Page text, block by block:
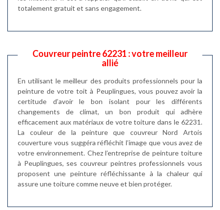
totalement gratuit et sans engagement.
Couvreur peintre 62231 : votre meilleur
allié
En utilisant le meilleur des produits professionnels pour la
peinture de votre toit à Peuplingues, vous pouvez avoir la
certitude d’avoir le bon isolant pour les différents
changements de climat, un bon produit qui adhère
efficacement aux matériaux de votre toiture dans le 62231.
La couleur de la peinture que couvreur Nord Artois
couverture vous suggéra réfléchit l’image que vous avez de
votre environnement. Chez l’entreprise de peinture toiture
à Peuplingues, ses couvreur peintres professionnels vous
proposent une peinture réfléchissante à la chaleur qui
assure une toiture comme neuve et bien protéger.